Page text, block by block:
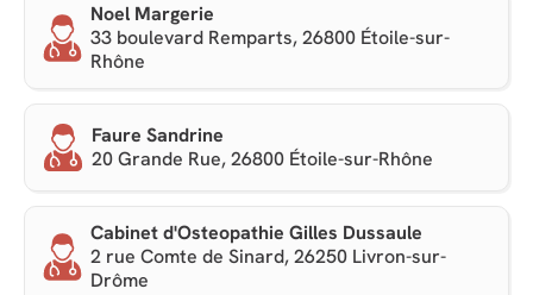
Noel Margerie
33 boulevard Remparts, 26800 Étoile-sur-
Rhône
Faure Sandrine
20 Grande Rue, 26800 Étoile-sur-Rhône
Cabinet d'Osteopathie Gilles Dussaule
2 rue Comte de Sinard, 26250 Livron-sur-
Drôme